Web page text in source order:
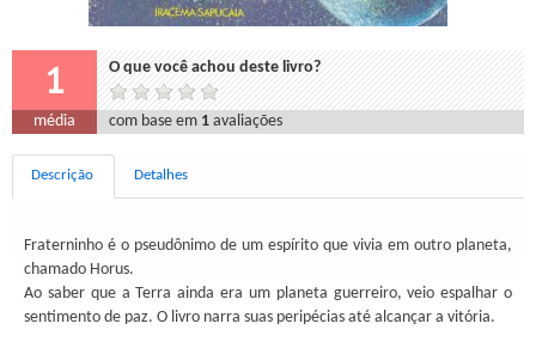
1 O que você achou deste livro?
média com base em 1 avaliações
Descrição Detalhes
Fraterninho é o pseudônimo de um espírito que vivia em outro planeta,
chamado Horus.
Ao saber que a Terra ainda era um planeta guerreiro, veio espalhar o
sentimento de paz. O livro narra suas peripécias até alcançar a vitória.